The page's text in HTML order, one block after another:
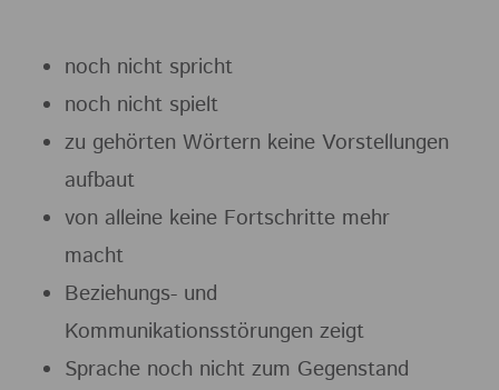
noch nicht spricht
noch nicht spielt
zu gehörten Wörtern keine Vorstellungen
aufbaut
von alleine keine Fortschritte mehr
macht
Beziehungs- und
Kommunikationsstörungen zeigt
Sprache noch nicht zum Gegenstand